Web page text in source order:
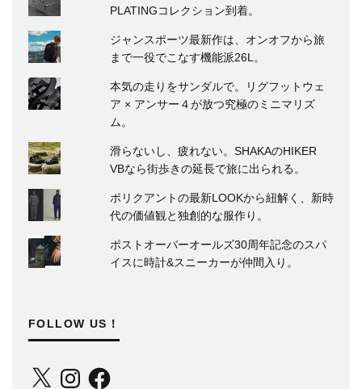
PLATINGコレクション到着。
ジャンスポーツ最新作は、オンオフから旅
まで一役でこなす機能派26L。
本気の走りをサンダルで。リグフットウェ
ア × アンサー４が放つ究極のミニマリズ
ム。
滑らないし、疲れない。SHAKAのHIKER
VBなら街歩きの延長で旅に出られる。
ポリクアントの最新LOOKから紐解く、新時
代の価値観と独創的な服作り。
ポストオーバーオールズ30周年記念のスパ
イスに時計&スニーカーが仲間入り。
FOLLOW US！
X InstagramFacebook